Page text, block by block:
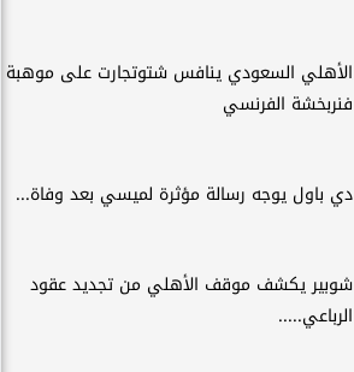
الأهلي السعودي ينافس شتوتجارت على موهبة
فنربخشة الفرنسي
دي باول يوجه رسالة مؤثرة لميسي بعد وفاة...
شوبير يكشف موقف الأهلي من تجديد عقود
الرباعي.....